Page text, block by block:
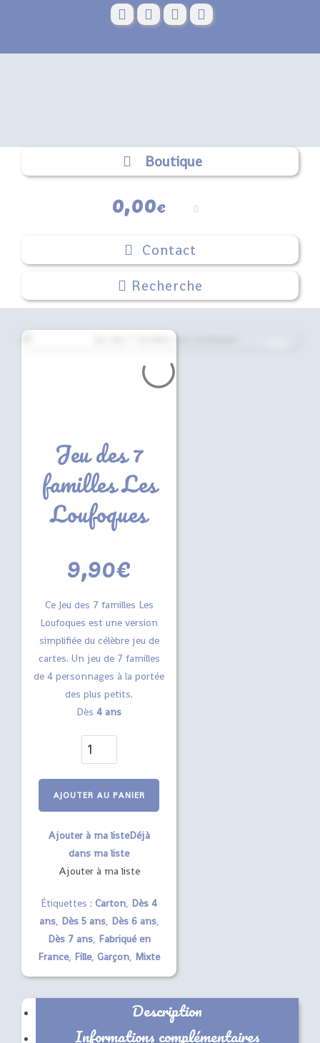
Boutique
0,00€ 0
Contact
Jeu des 7
familles Les
Loufoques
9,90€
Ce Jeu des 7 familles Les
Loufoques est une version
simplifiée du célèbre jeu de
cartes. Un jeu de 7 familles
de 4 personnages à la portée
des plus petits.
Dès4 ans
quantité
de
Jeu
des
7
familles
Les
Loufoques
AJOUTER AU PANIER
Ajouter à ma listeDéjà
dans ma liste
Ajouter à ma liste
Étiquettes :Carton, Dès 4
ans, Dès 5 ans, Dès 6 ans,
Dès 7 ans, Fabriqué en
France, Fille,Garçon, Mixte
Description
Informations complémentaires